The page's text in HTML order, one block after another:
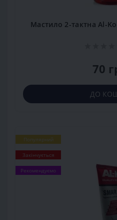
Мастило 2-тактна Al-Ko
70
ДО
Популярний
Закінчується
Рекомендуємо